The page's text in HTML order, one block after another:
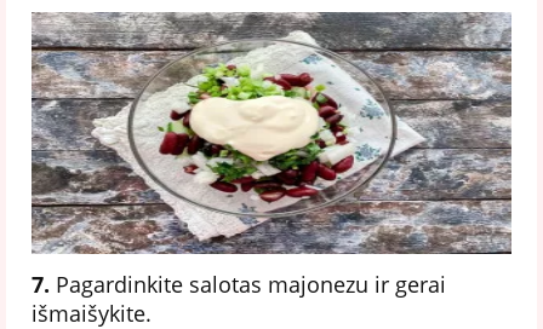
7. Pagardinkite salotas majonezu ir gerai
išmaišykite.